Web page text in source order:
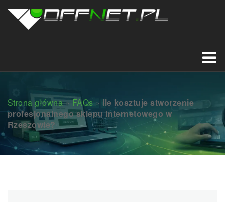
Strona główna»FAQs»Ile kosztuje stworzenie
profesjonalnego sklepu internetowego w
Rzeszowie?